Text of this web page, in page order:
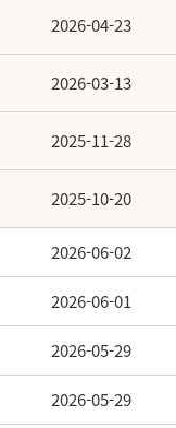
2026-04-23
2026-03-13
2025-11-28
2025-10-20
2026-06-02
2026-06-01
2026-05-29
2026-05-29